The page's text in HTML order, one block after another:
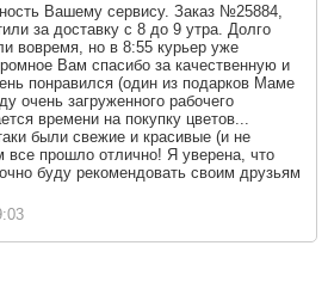
Вашему сервису. Заказ №25884,
за доставку с 8 до 9 утра. Долго
вовремя, но в 8:55 курьер уже
Вам спасибо за качественную и
понравился (один из подарков Маме
очень загруженного рабочего
времени на покупку цветов...
были свежие и красивые (и не
все прошло отлично! Я уверена, что
буду рекомендовать своим друзьям